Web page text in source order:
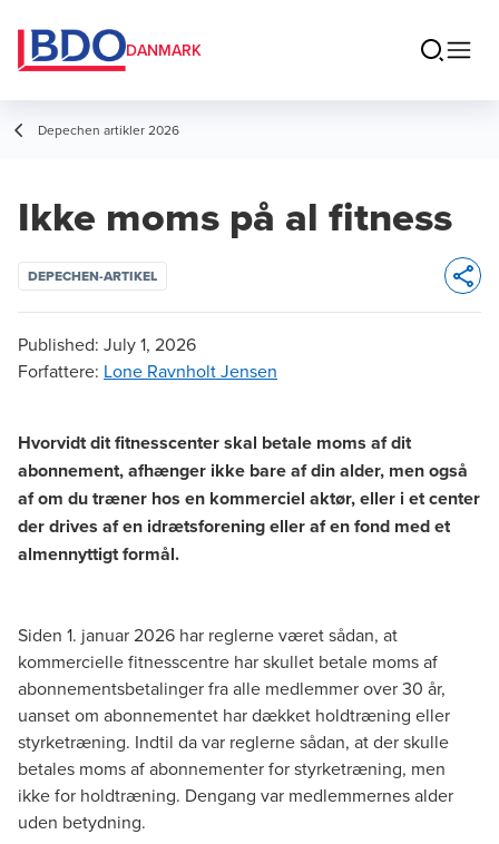
DANMARK
Depechen artikler 2026
Ikke moms på al fitness
DEPECHEN-ARTIKEL
Published: July 1, 2026
Forfattere: Lone Ravnholt Jensen
Hvorvidt dit fitnesscenter skal betale moms af dit
abonnement, afhænger ikke bare af din alder, men også
af om du træner hos en kommerciel aktør, eller i et center
der drives af en idrætsforening eller af en fond med et
almennyttigt formål.
Siden 1. januar 2026 har reglerne været sådan, at
kommercielle fitnesscentre har skullet betale moms af
abonnementsbetalinger fra alle medlemmer over 30 år,
uanset om abonnementet har dækket holdtræning eller
styrketræning. Indtil da var reglerne sådan, at der skulle
betales moms af abonnementer for styrketræning, men
ikke for holdtræning. Dengang var medlemmernes alder
uden betydning.